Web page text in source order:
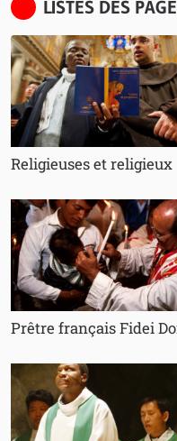
LISTES DES
Religieuses et religieux
Prêtre français Fidei